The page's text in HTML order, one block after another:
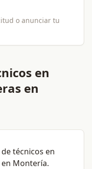
o anunciar tu
en
en
técnicos en
en Montería.